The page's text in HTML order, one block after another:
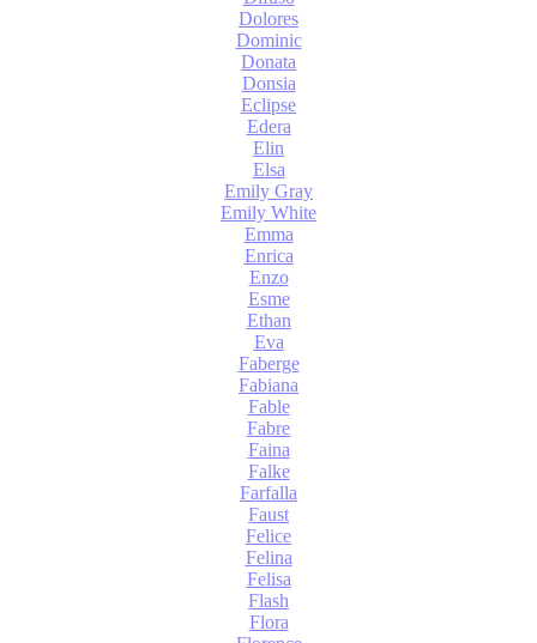
Dolores
Dominic
Donata
Donsia
Eclipse
Edera
Elin
Elsa
Emily Gray
Emily White
Emma
Enrica
Enzo
Esme
Ethan
Eva
Faberge
Fabiana
Fable
Fabre
Faina
Falke
Farfalla
Faust
Felice
Felina
Felisa
Flash
Flora